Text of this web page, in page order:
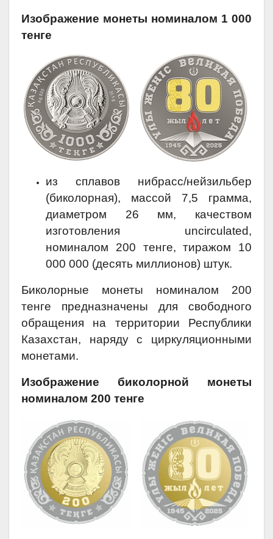
Изображение монеты номиналом 1 000
тенге
из сплавов нибрасс/нейзильбер
(биколорная), массой 7,5 грамма,
диаметром 26 мм, качеством
изготовления uncirculated,
номиналом 200 тенге, тиражом 10
000 000 (десять миллионов) штук.
Биколорные монеты номиналом 200
тенге предназначены для свободного
обращения на территории Республики
Казахстан, наряду с циркуляционными
монетами.
Изображение биколорной монеты
номиналом 200 тенге